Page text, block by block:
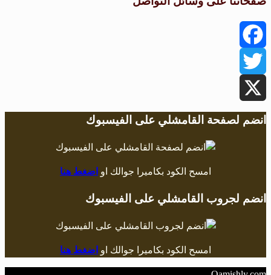
Facebook
Twitter
X
انضم لصفحة القامشلي على الفيسبوك
امسح الكود بكاميرا جوالك او اضغط هنا
انضم لجروب القامشلي على الفيسبوك
امسح الكود بكاميرا جوالك او اضغط هنا